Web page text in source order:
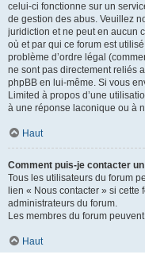
celui-ci fonctionne sur un
de gestion des abus. Veuillez
juridiction et ne peut en aucun
où et par qui ce forum est
problème d’ordre légal
ne sont pas directement reliés
phpBB en lui-même. Si vous
Limited à propos d’une
à une réponse laconique ou à
Haut
Comment puis-je contacter
Tous les utilisateurs du forum
lien « Nous contacter » si
administrateurs du forum.
Les membres du forum
Haut